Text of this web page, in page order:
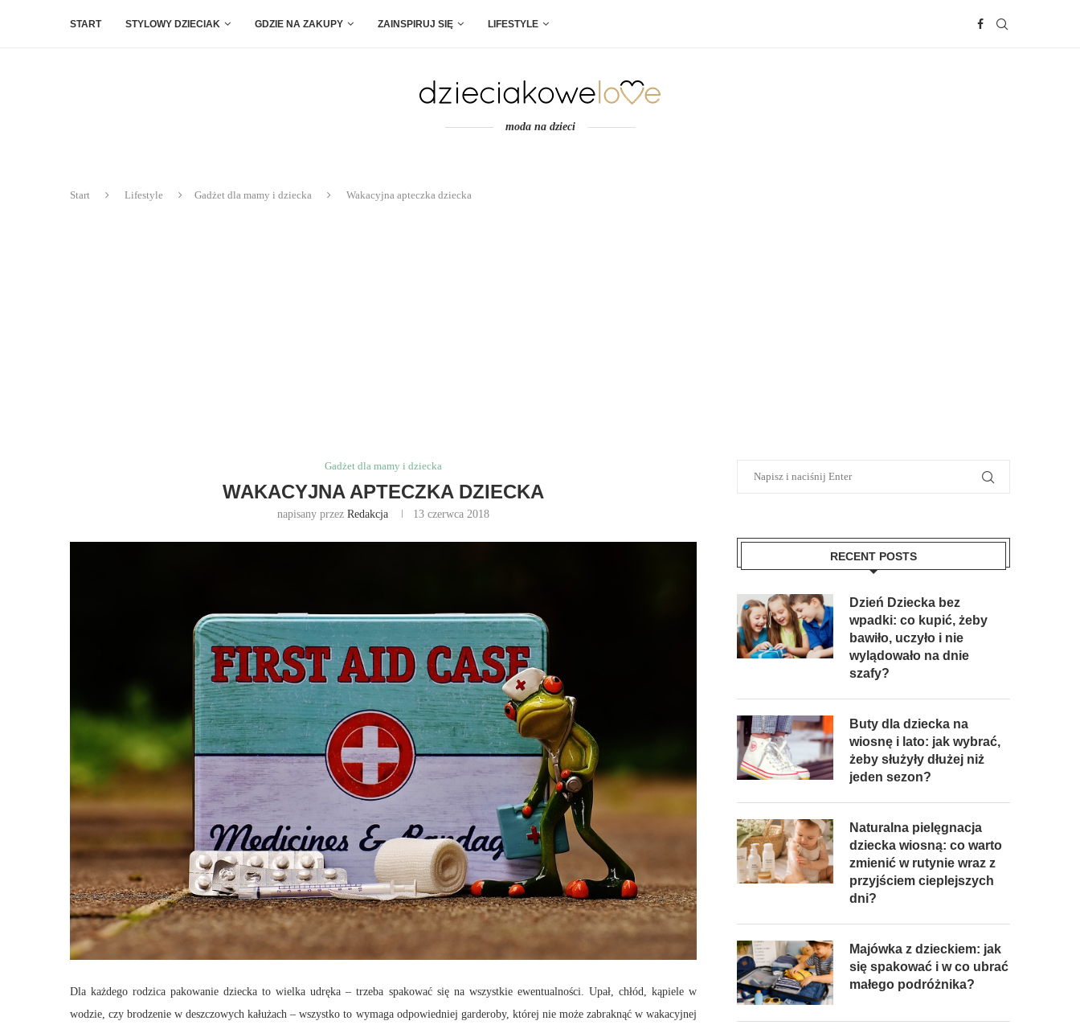
START STYLOWY DZIECIAK GDZIE NA ZAKUPY ZAINSPIRUJ SIĘ LIFESTYLE
moda na dzieci
Start Lifestyle Gadżet dla mamy i dziecka Wakacyjna apteczka dziecka
Gadżet dla mamy i dziecka
WAKACYJNA APTECZKA DZIECKA
napisany przez Redakcja 13 czerwca 2018
Dla każdego rodzica pakowanie dziecka to wielka udręka – trzeba spakować się na wszystkie ewentualności. Upał, chłód, kąpiele w
wodzie, czy brodzenie w deszczowych kałużach – wszystko to wymaga odpowiedniej garderoby, której nie może zabraknąć w wakacyjnej
RECENT POSTS
Dzień Dziecka bez
wpadki: co kupić, żeby
bawiło, uczyło i nie
wylądowało na dnie
szafy?
Buty dla dziecka na
wiosnę i lato: jak wybrać,
żeby służyły dłużej niż
jeden sezon?
Naturalna pielęgnacja
dziecka wiosną: co warto
zmienić w rutynie wraz z
przyjściem cieplejszych
dni?
Majówka z dzieckiem: jak
się spakować i w co ubrać
małego podróżnika?